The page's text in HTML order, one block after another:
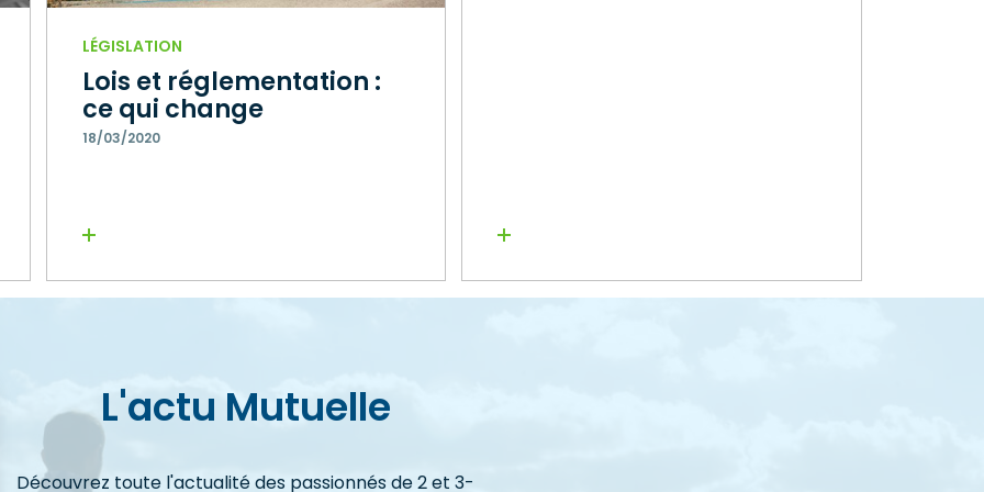
LÉGISLATION
Lois et réglementation :
ce qui change
18/03/2020
Lire la suite Lire la suite
L'actu Mutuelle
Découvrez toute l'actualité des passionnés de 2 et 3-